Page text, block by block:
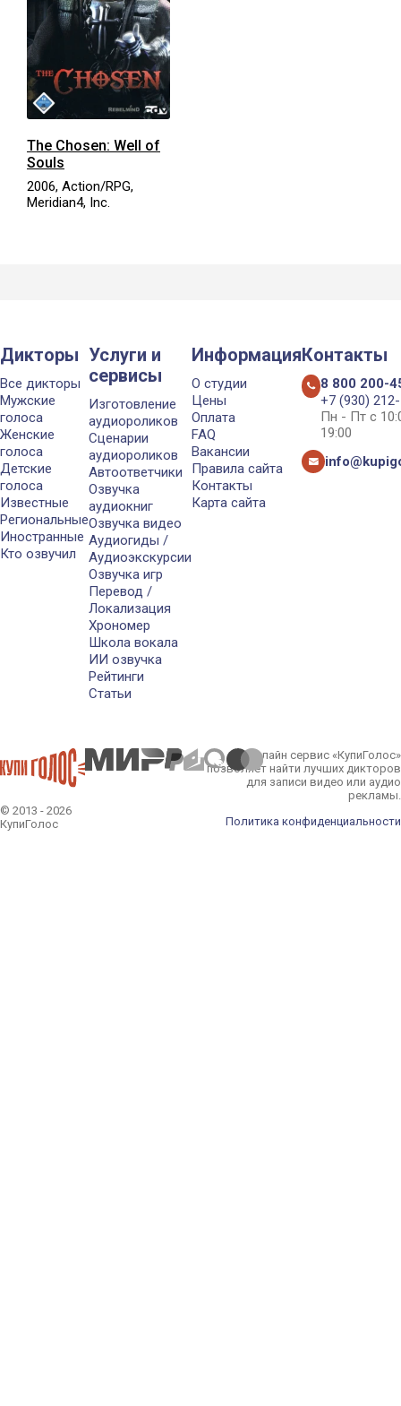
The Chosen: Well of
Souls
2006, Action/RPG,
Meridian4, Inc.
Дикторы
Все дикторы
Мужские
голоса
Женские
голоса
Детские
голоса
Известные
Региональные
Иностранные
Кто озвучил
Услуги и
сервисы
Изготовление
аудиороликов
Сценарии
аудиороликов
Автоответчики
Озвучка
аудиокниг
Озвучка видео
Аудиогиды /
Аудиоэкскурсии
Озвучка игр
Перевод /
Локализация
Хрономер
Школа вокала
ИИ озвучка
Рейтинги
Статьи
Информация
О студии
Цены
Оплата
FAQ
Вакансии
Правила сайта
Контакты
Карта сайта
Контакты
8 800 200-
+7 (930)
Пн - Пт с
19:00
© 2013 - 2026
КупиГолос
Онлайн сервис «КупиГолос»
позволяет найти лучших дикторов
для записи видео или аудио
рекламы.
Политика конфиденциальности